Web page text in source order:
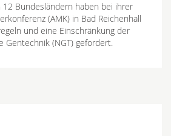
12 Bundesländern haben bei ihrer
(AMK) in Bad Reichenhall
und eine Einschränkung der
Gentechnik (NGT) gefordert.